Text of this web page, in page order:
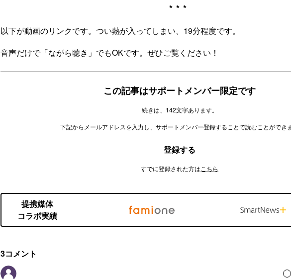
***
以下が動画のリンクです。つい熱が入ってしまい、19分程度です。
音声だけで「ながら聴き」でもOKです。ぜひご覧ください！
この記事はサポートメンバー限定です
続きは、142文字あります。
下記からメールアドレスを入力し、サポートメンバー登録することで読むことができ
登録する
すでに登録された方は こちら
提携媒体
コラボ実績
3コメント